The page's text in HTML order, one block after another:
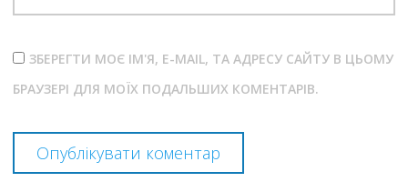
ЗБЕРЕГТИ МОЄ ІМ'Я, E-MAIL, ТА АДРЕСУ САЙТУ В ЦЬОМУ
БРАУЗЕРІ ДЛЯ МОЇХ ПОДАЛЬШИХ КОМЕНТАРІВ.